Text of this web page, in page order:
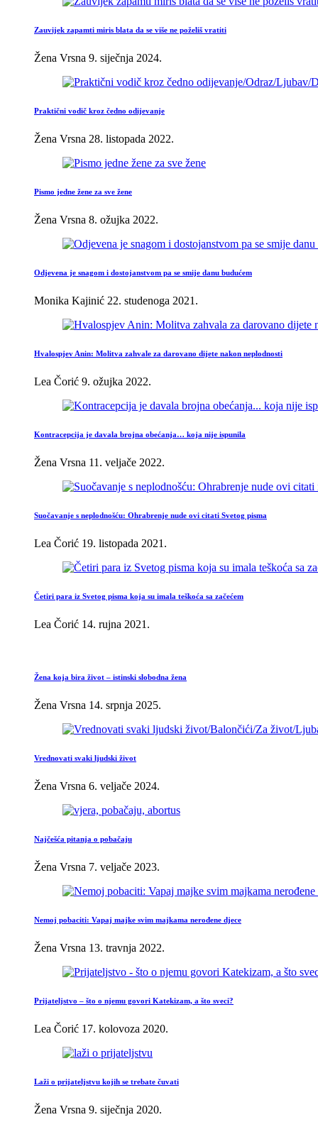
Zauvijek zapamti miris blata da se više ne poželiš vratiti
Žena Vrsna 9. siječnja 2024.
Praktični vodič kroz čedno odijevanje
Žena Vrsna 28. listopada 2022.
Pismo jedne žene za sve žene
Žena Vrsna 8. ožujka 2022.
Odjevena je snagom i dostojanstvom pa se smije danu budućem
Monika Kajinić 22. studenoga 2021.
Hvalospjev Anin: Molitva zahvale za darovano dijete nakon neplodnosti
Lea Čorić 9. ožujka 2022.
Kontracepcija je davala brojna obećanja… koja nije ispunila
Žena Vrsna 11. veljače 2022.
Suočavanje s neplodnošću: Ohrabrenje nude ovi citati Svetog pisma
Lea Čorić 19. listopada 2021.
Četiri para iz Svetog pisma koja su imala teškoća sa začećem
Lea Čorić 14. rujna 2021.
Žena koja bira život – istinski slobodna žena
Žena Vrsna 14. srpnja 2025.
Vrednovati svaki ljudski život
Žena Vrsna 6. veljače 2024.
Najčešća pitanja o pobačaju
Žena Vrsna 7. veljače 2023.
Nemoj pobaciti: Vapaj majke svim majkama nerođene djece
Žena Vrsna 13. travnja 2022.
Prijateljstvo – što o njemu govori Katekizam, a što sveci?
Lea Čorić 17. kolovoza 2020.
Laži o prijateljstvu kojih se trebate čuvati
Žena Vrsna 9. siječnja 2020.